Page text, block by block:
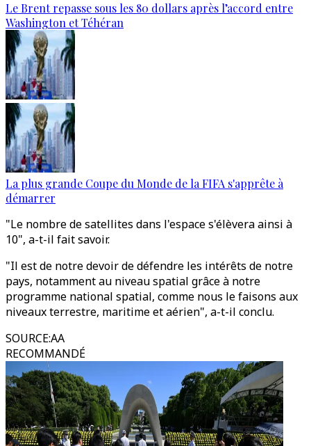
Le Brent repasse sous les 80 dollars après l’accord entre
Washington et Téhéran
La plus grande Coupe du Monde de la FIFA s'apprête à
démarrer
"Le nombre de satellites dans l'espace s'élèvera ainsi à
10", a-t-il fait savoir.
"Il est de notre devoir de défendre les intérêts de notre
pays, notamment au niveau spatial grâce à notre
programme national spatial, comme nous le faisons aux
niveaux terrestre, maritime et aérien", a-t-il conclu.
SOURCE:AA
RECOMMANDÉ